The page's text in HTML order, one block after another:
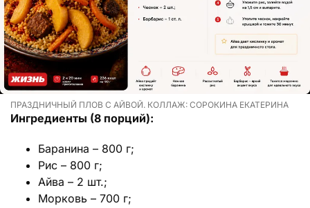
ПРАЗДНИЧНЫЙ ПЛОВ С АЙВОЙ. КОЛЛАЖ: СОРОКИНА ЕКАТЕРИНА
Ингредиенты (8 порций):
Баранина – 800 г;
Рис – 800 г;
Айва – 2 шт.;
Морковь – 700 г;